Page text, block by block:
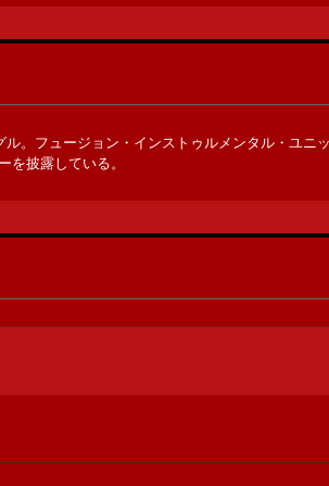
。フュージョン・インストゥルメンタル・ユニ
を披露している。